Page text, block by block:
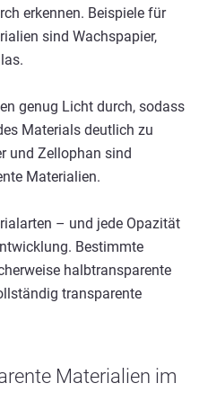
erkennen. Beispiele für
sind Wachspapier,
genug Licht durch, sodass
Materials deutlich zu
und Zellophan sind
Materialien.
– und jede Opazität
Bestimmte
halbtransparente
transparente
Materialien im